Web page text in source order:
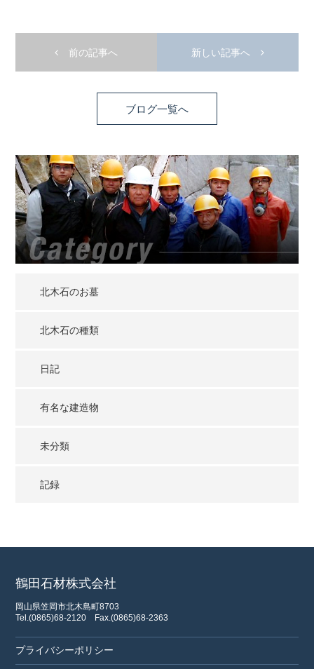
前の記事へ 新しい記事へ
ブログ一覧へ
北木石のお墓
北木石の種類
日記
有名な建造物
未分類
記録
鶴田石材株式会社
岡山県笠岡市北木島町8703
Tel.(0865)68-2120
Fax.(0865)68-2363
プライバシーポリシー